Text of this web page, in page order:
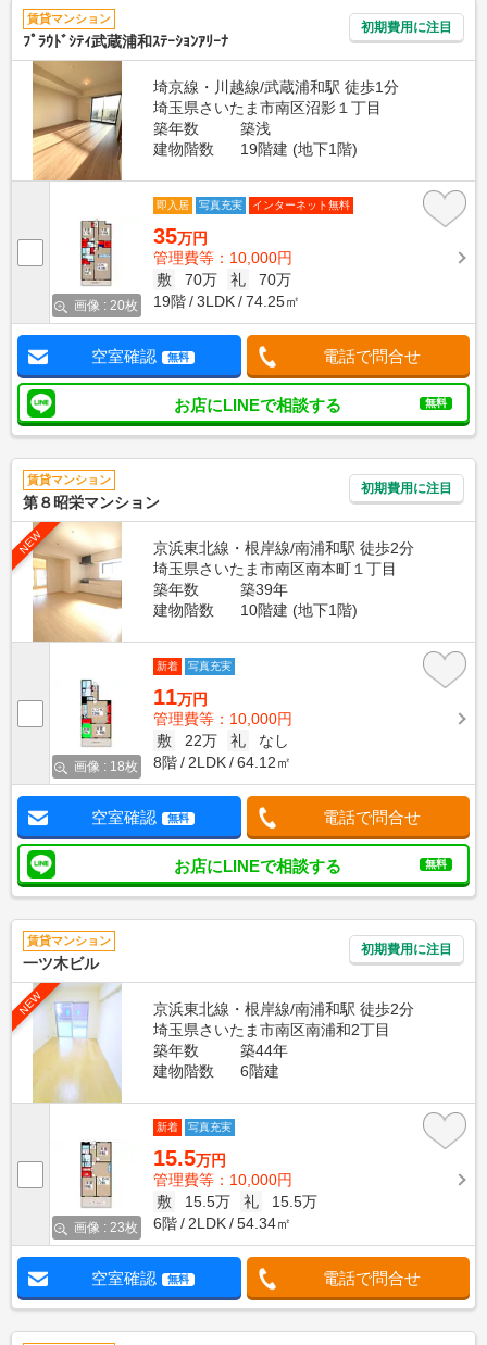
賃貸マンション
ﾌﾟﾗｳﾄﾞｼﾃｨ武蔵浦和ｽﾃｰｼｮﾝｱﾘｰﾅ
初期費用に注目
埼京線・川越線/武蔵浦和駅 徒歩1分
埼玉県さいたま市南区沼影１丁目
築年数
築浅
建物階数
19階建 (地下1階)
画像 : 20枚
即入居 写真充実 インターネット無料
35万円
管理費等：10,000円
敷
70万 礼
70万
19階
3LDK 74.25㎡
空室確認 無料 電話で問合せ
お店にLINEで相談する 無料
賃貸マンション
第８昭栄マンション
初期費用に注目
NEW
京浜東北線・根岸線/南浦和駅 徒歩2分
埼玉県さいたま市南区南本町１丁目
築年数
築39年
建物階数
10階建 (地下1階)
画像 : 18枚
新着 写真充実
11万円
管理費等：10,000円
敷
22万 礼
なし
8階
2LDK 64.12㎡
空室確認 無料 電話で問合せ
お店にLINEで相談する 無料
賃貸マンション
一ツ木ビル
初期費用に注目
NEW
京浜東北線・根岸線/南浦和駅 徒歩2分
埼玉県さいたま市南区南浦和2丁目
築年数
築44年
建物階数
6階建
画像 : 23枚
新着 写真充実
15.5万円
管理費等：10,000円
敷
15.5万 礼
15.5万
6階
2LDK 54.34㎡
空室確認 無料 電話で問合せ